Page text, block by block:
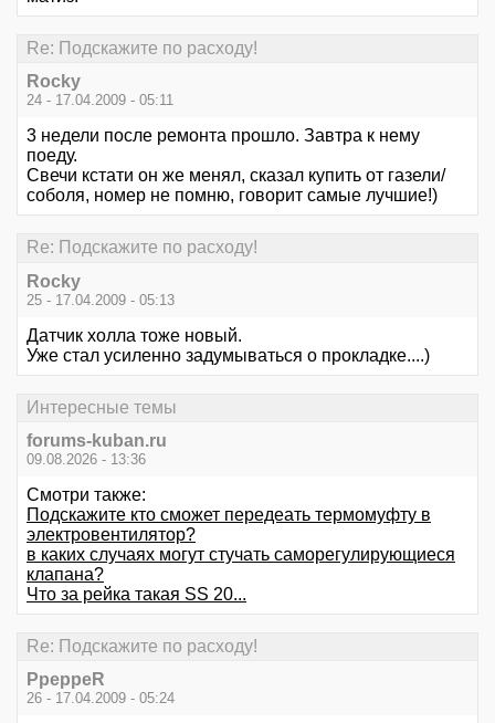
Re: Подскажите по расходу!
Rocky
24 - 17.04.2009 - 05:11
3 недели после ремонта прошло. Завтра к нему
поеду.
Свечи кстати он же менял, сказал купить от газели/
соболя, номер не помню, говорит самые лучшие!)
Re: Подскажите по расходу!
Rocky
25 - 17.04.2009 - 05:13
Датчик холла тоже новый.
Уже стал усиленно задумываться о прокладке....)
Интересные темы
forums-kuban.ru
09.08.2026 - 13:36
Смотри также:
Подскажите кто сможет передеать термомуфту в
электровентилятор?
в каких случаях могут стучать саморегулирующиеся
клапана?
Что за рейка такая SS 20...
Re: Подскажите по расходу!
PpeppeR
26 - 17.04.2009 - 05:24